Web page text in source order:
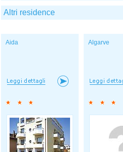
Altri residence
Aida Algarve